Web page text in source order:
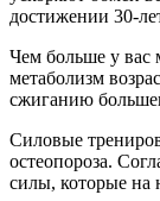
достижении 30-
Чем больше у
метаболизм
сжиганию
Силовые
остеопороза.
силы, которые на